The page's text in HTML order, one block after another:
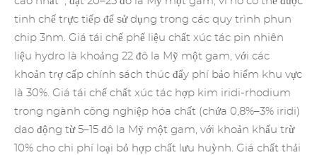
tinh chế trực tiếp để sử dụng trong các quy trình phun
chip 3nm. Giá tái chế phế liệu chất xúc tác pin nhiên
liệu hydro là khoảng 22 đô la Mỹ một gam, với các
khoản trợ cấp chính sách thúc đẩy phí bảo hiểm khu vực
là 30%. Giá tái chế chất xúc tác hợp kim iridi-rhodium
trong ngành công nghiệp hóa chất (chứa 0,8%–3% iridi)
dao động từ 5–15 đô la Mỹ một gam, với khoản khấu trừ
10% cho chi phí loại bỏ hợp chất lưu huỳnh. Giá chất thải